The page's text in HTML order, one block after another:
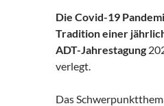
Die Covid-19
Tradition einer
ADT-Jahrestagung
verlegt.
Das